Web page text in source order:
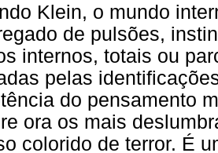
Klein, o mundo
de pulsões,
internos, totais ou
pelas
do pensamento
ora os mais
colorido de terror. É